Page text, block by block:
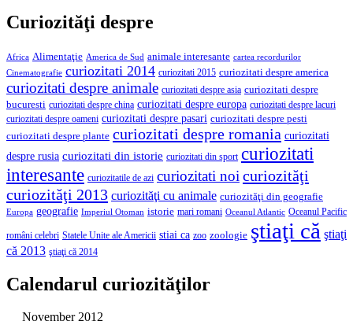
Curiozităţi despre
Africa Alimentaţie America de Sud animale interesante cartea recordurilor
Cinematografie curiozitati 2014 curiozitati 2015 curiozitati despre america
curiozitati despre animale curiozitati despre asia curiozitati despre
bucuresti curiozitati despre china curiozitati despre europa curiozitati despre lacuri
curiozitati despre oameni curiozitati despre pasari curiozitati despre pesti
curiozitati despre plante curiozitati despre romania curiozitati
despre rusia curiozitati din istorie curiozitati din sport curiozitati
interesante curiozitatile de azi curiozitati noi curiozităţi
curiozităţi 2013 curiozităţi cu animale curiozităţi din geografie
Europa geografie Imperiul Otoman istorie mari romani Oceanul Atlantic Oceanul Pacific
români celebri Statele Unite ale Americii stiai ca zoo zoologie ştiaţi că ştiaţi
că 2013 ştiaţi că 2014
Calendarul curiozităţilor
November 2012